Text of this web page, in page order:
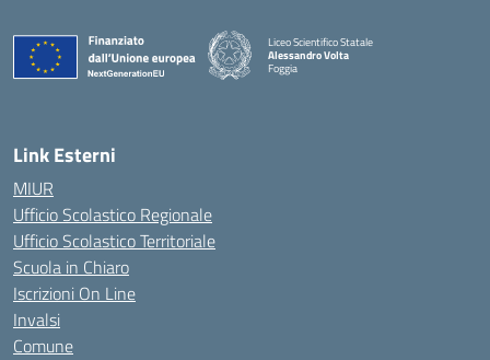
Liceo Scientifico Statale
Alessandro Volta
Foggia
— Visita la pagina iniziale della scuola
Link Esterni
MIUR
Ufficio Scolastico Regionale
Ufficio Scolastico Territoriale
Scuola in Chiaro
Iscrizioni On Line
Invalsi
Comune